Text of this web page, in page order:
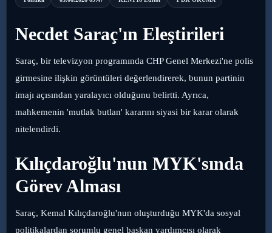
Necdet Saraç'ın Eleştirileri
Saraç, bir televizyon programında CHP Genel Merkezi'ne polis
girmesine ilişkin görüntüleri değerlendirerek, bunun partinin
imajı açısından yaralayıcı olduğunu belirtti. Ayrıca,
mahkemenin 'mutlak butlan' kararını siyasi bir karar olarak
nitelendirdi.
Kılıçdaroğlu'nun MYK'sında
Görev Alması
Saraç, Kemal Kılıçdaroğlu'nun oluşturduğu MYK'da sosyal
politikalardan sorumlu genel başkan yardımcısı olarak